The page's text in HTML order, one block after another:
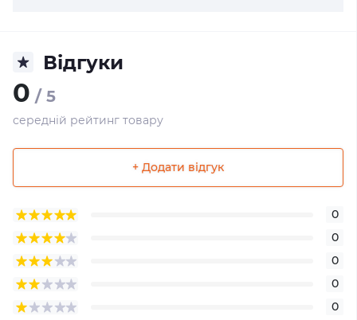
Відгуки
0 / 5
середній рейтинг товару
+ Додати відгук
0
0
0
0
0